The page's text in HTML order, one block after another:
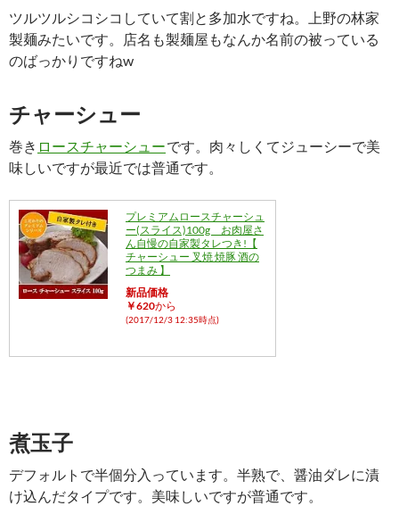
ツルツルシコシコしていて割と多加水ですね。上野の林家
製麺みたいです。店名も製麺屋もなんか名前の被っている
のばっかりですねw
チャーシュー
巻き ロースチャーシューです。肉々しくてジューシーで美
味しいですが最近では普通です。
プレミアムロースチャーシュ
ー(スライス)100g お肉屋さ
ん自慢の自家製タレつき!【
チャーシュー 叉焼 焼豚 酒の
つまみ 】
新品価格
￥620から
(2017/12/3 12:35時点)
煮玉子
デフォルトで半個分入っています。半熟で、醤油ダレに漬
け込んだタイプです。美味しいですが普通です。